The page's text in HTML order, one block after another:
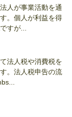
人が事業活動を通
。個人が利益を得
すが...
法人税や消費税を
。法人税申告の流